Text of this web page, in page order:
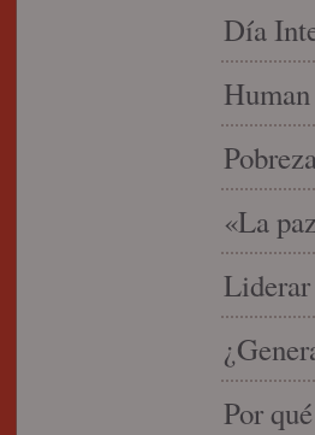
Día
«La
Liderar
Por